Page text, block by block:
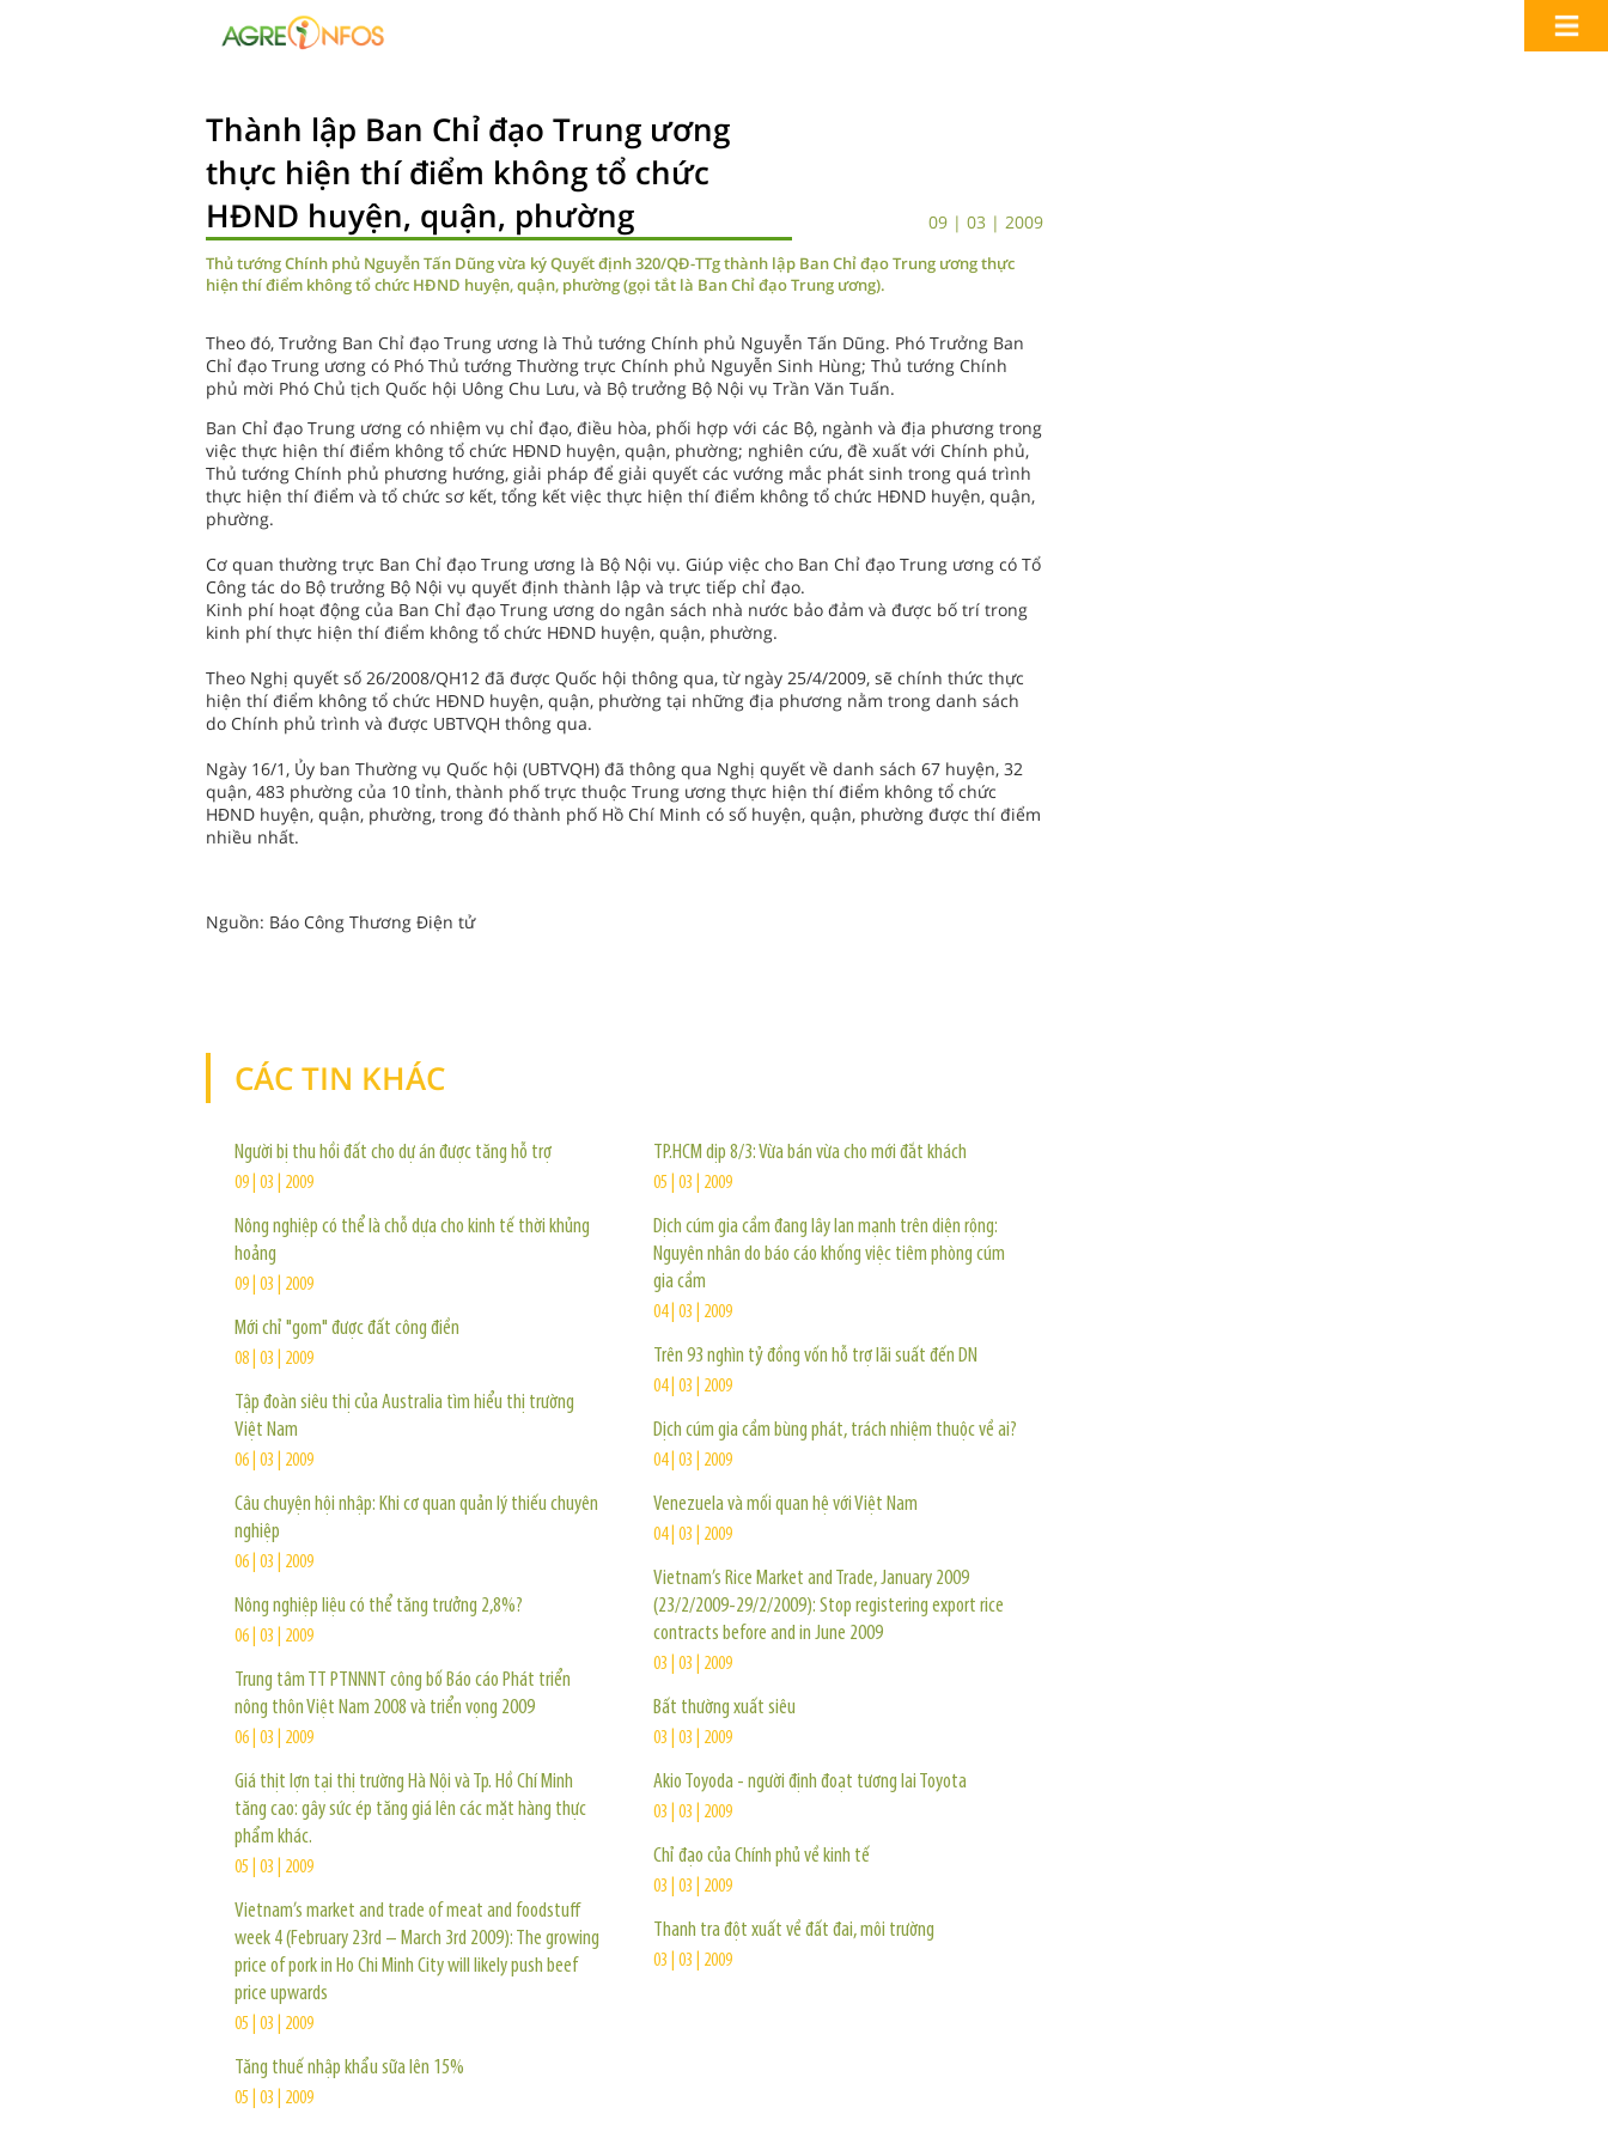
Thành lập Ban Chỉ đạo Trung ương
thực hiện thí điểm không tổ chức
HĐND huyện, quận, phường
09 | 03 | 2009
Thủ tướng Chính phủ Nguyễn Tấn Dũng vừa ký Quyết định 320/QĐ-TTg thành lập Ban Chỉ đạo Trung ương thực
hiện thí điểm không tổ chức HĐND huyện, quận, phường (gọi tắt là Ban Chỉ đạo Trung ương).
Theo đó, Trưởng Ban Chỉ đạo Trung ương là Thủ tướng Chính phủ Nguyễn Tấn Dũng. Phó Trưởng Ban
Chỉ đạo Trung ương có Phó Thủ tướng Thường trực Chính phủ Nguyễn Sinh Hùng; Thủ tướng Chính
phủ mời Phó Chủ tịch Quốc hội Uông Chu Lưu, và Bộ trưởng Bộ Nội vụ Trần Văn Tuấn.
Ban Chỉ đạo Trung ương có nhiệm vụ chỉ đạo, điều hòa, phối hợp với các Bộ, ngành và địa phương trong
việc thực hiện thí điểm không tổ chức HĐND huyện, quận, phường; nghiên cứu, đề xuất với Chính phủ,
Thủ tướng Chính phủ phương hướng, giải pháp để giải quyết các vướng mắc phát sinh trong quá trình
thực hiện thí điểm và tổ chức sơ kết, tổng kết việc thực hiện thí điểm không tổ chức HĐND huyện, quận,
phường.
Cơ quan thường trực Ban Chỉ đạo Trung ương là Bộ Nội vụ. Giúp việc cho Ban Chỉ đạo Trung ương có Tổ
Công tác do Bộ trưởng Bộ Nội vụ quyết định thành lập và trực tiếp chỉ đạo.
Kinh phí hoạt động của Ban Chỉ đạo Trung ương do ngân sách nhà nước bảo đảm và được bố trí trong
kinh phí thực hiện thí điểm không tổ chức HĐND huyện, quận, phường.
Theo Nghị quyết số 26/2008/QH12 đã được Quốc hội thông qua, từ ngày 25/4/2009, sẽ chính thức thực
hiện thí điểm không tổ chức HĐND huyện, quận, phường tại những địa phương nằm trong danh sách
do Chính phủ trình và được UBTVQH thông qua.
Ngày 16/1, Ủy ban Thường vụ Quốc hội (UBTVQH) đã thông qua Nghị quyết về danh sách 67 huyện, 32
quận, 483 phường của 10 tỉnh, thành phố trực thuộc Trung ương thực hiện thí điểm không tổ chức
HĐND huyện, quận, phường, trong đó thành phố Hồ Chí Minh có số huyện, quận, phường được thí điểm
nhiều nhất.
Nguồn: Báo Công Thương Điện tử
CÁC TIN KHÁC
Người bị thu hồi đất cho dự án được tăng hỗ trợ
09 | 03 | 2009
Nông nghiệp có thể là chỗ dựa cho kinh tế thời khủng
hoảng
09 | 03 | 2009
Mới chỉ "gom" được đất công điền
08 | 03 | 2009
Tập đoàn siêu thị của Australia tìm hiểu thị trường
Việt Nam
06 | 03 | 2009
Câu chuyện hội nhập: Khi cơ quan quản lý thiếu chuyên
nghiệp
06 | 03 | 2009
Nông nghiệp liệu có thể tăng trưởng 2,8%?
06 | 03 | 2009
Trung tâm TT PTNNNT công bố Báo cáo Phát triển
nông thôn Việt Nam 2008 và triển vọng 2009
06 | 03 | 2009
Giá thịt lợn tại thị trường Hà Nội và Tp. Hồ Chí Minh
tăng cao: gây sức ép tăng giá lên các mặt hàng thực
phẩm khác.
05 | 03 | 2009
Vietnam’s market and trade of meat and foodstuff
week 4 (February 23rd – March 3rd 2009): The growing
price of pork in Ho Chi Minh City will likely push beef
price upwards
05 | 03 | 2009
Tăng thuế nhập khẩu sữa lên 15%
05 | 03 | 2009
TP.HCM dịp 8/3: Vừa bán vừa cho mới đắt khách
05 | 03 | 2009
Dịch cúm gia cầm đang lây lan mạnh trên diện rộng:
Nguyên nhân do báo cáo khống việc tiêm phòng cúm
gia cầm
04 | 03 | 2009
Trên 93 nghìn tỷ đồng vốn hỗ trợ lãi suất đến DN
04 | 03 | 2009
Dịch cúm gia cầm bùng phát, trách nhiệm thuộc về ai?
04 | 03 | 2009
Venezuela và mối quan hệ với Việt Nam
04 | 03 | 2009
Vietnam’s Rice Market and Trade, January 2009
(23/2/2009-29/2/2009): Stop registering export rice
contracts before and in June 2009
03 | 03 | 2009
Bất thường xuất siêu
03 | 03 | 2009
Akio Toyoda - người định đoạt tương lai Toyota
03 | 03 | 2009
Chỉ đạo của Chính phủ về kinh tế
03 | 03 | 2009
Thanh tra đột xuất về đất đai, môi trường
03 | 03 | 2009